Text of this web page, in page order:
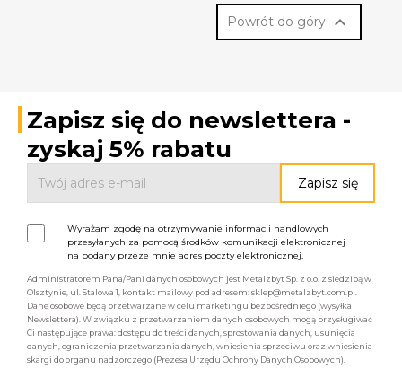
Powrót do góry 
Zapisz się do newslettera -
zyskaj 5% rabatu
Wyrażam zgodę na otrzymywanie informacji handlowych
przesyłanych za pomocą środków komunikacji elektronicznej
na podany przeze mnie adres poczty elektronicznej.
Administratorem Pana/Pani danych osobowych jest Metalzbyt Sp. z o.o. z siedzibą w
Olsztynie, ul. Stalowa 1, kontakt mailowy pod adresem: sklep@metalzbyt.com.pl.
Dane osobowe będą przetwarzane w celu marketingu bezpośredniego (wysyłka
Newslettera). W związku z przetwarzaniem danych osobowych mogą przysługiwać
Ci następujące prawa: dostępu do treści danych, sprostowania danych, usunięcia
danych, ograniczenia przetwarzania danych, wniesienia sprzeciwu oraz wniesienia
skargi do organu nadzorczego (Prezesa Urzędu Ochrony Danych Osobowych).